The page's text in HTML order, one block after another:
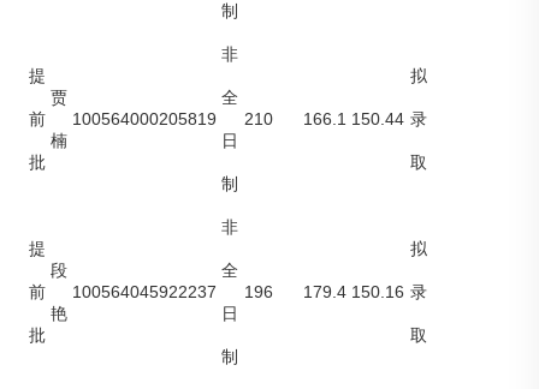
制
提
前
批
贾
楠
100564000205819
非
全
日
制
210 166.1 150.44
拟
录
取
提
前
批
段
艳
100564045922237
非
全
日
制
196 179.4 150.16
拟
录
取